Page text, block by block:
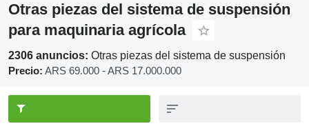
Otras piezas del sistema de suspensión
para maquinaria agrícola
2306 anuncios: Otras piezas del sistema de suspensión
Precio: ARS 69.000 - ARS 17.000.000